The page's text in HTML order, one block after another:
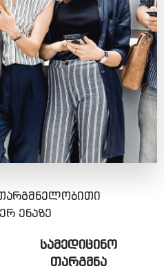
ენაზე
ᲡᲐᲛᲔᲓᲘᲪᲘᲜᲝ
ᲗᲐᲠᲒᲛᲜᲐ